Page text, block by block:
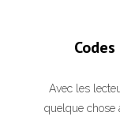
Avec les
quelque chose